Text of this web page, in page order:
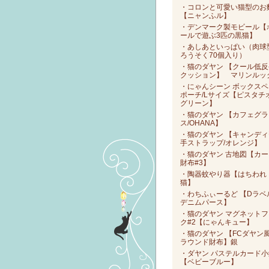
・コロンと可愛い猫型のお
【ニャンふル】
・デンマーク製モビール【
ールで遊ぶ3匹の黒猫】
・あしあといっぱい（肉球
ろうそく70個入り）
・猫のダヤン 【クール低
クッション】 マリンルッ
・にゃんシーン ボックス
ポーチ/Lサイズ【ピスタチ
グリーン】
・猫のダヤン 【カフェグラ
ス/OHANA】
・猫のダヤン 【キャンディ
手ストラップ/オレンジ】
・猫のダヤン 古地図【カ
財布#3】
・陶器蚊やり器【はちわれ
猫】
・わちふぃーるど 【Dラベ
デニムパース】
・猫のダヤン マグネットフ
ク#2【にゃんキュー】
・猫のダヤン 【FCダヤン
ラウンド財布】銀
・ダヤン パステルカード
【ベビーブルー】